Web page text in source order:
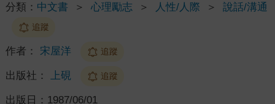
分類： 中文書 ＞ 心理勵志 ＞ 人性/人際 ＞ 說話/溝通
追蹤
作者： 宋屋洋 追蹤
出版社： 上硯 追蹤
出版日： 1987/06/01